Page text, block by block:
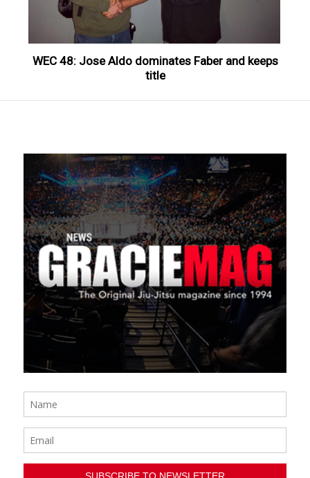
WEC 48: Jose Aldo dominates Faber and keeps
title